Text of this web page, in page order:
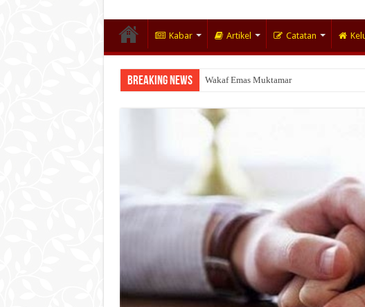
Kabar Artikel Catatan
Breaking News Wakaf Emas Muktamar